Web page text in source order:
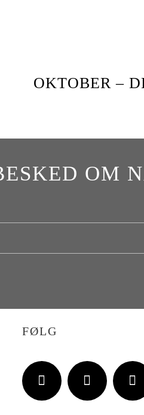
OKTOBER –
OM
FØLG